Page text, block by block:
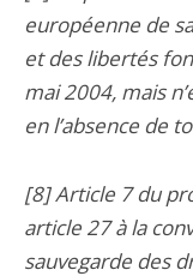
européenne de
et des libertés
mai 2004, mais
en l’absence de
[8] Article 7 du
article 27 à la
sauvegarde des